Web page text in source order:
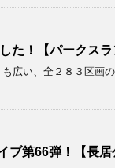
た！【パークスラ
広い、全２８３区画
ブ第66弾！【長居